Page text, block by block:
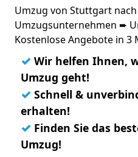
Umzug von Stuttgart
Umzugsunternehmen ➨
Kostenlose Angebote in 3
✓ Wir helfen Ihnen,
Umzug geht!
✓ Schnell &
erhalten!
✓ Finden Sie das
Umzug!